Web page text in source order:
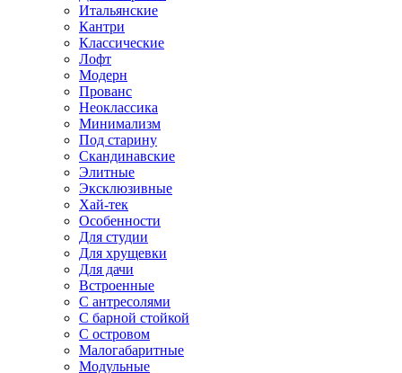
Итальянские
Кантри
Классические
Лофт
Модерн
Прованс
Неоклассика
Минимализм
Под старину
Скандинавские
Элитные
Эксклюзивные
Хай-тек
Особенности
Для студии
Для хрущевки
Для дачи
Встроенные
С антресолями
С барной стойкой
С островом
Малогабаритные
Модульные